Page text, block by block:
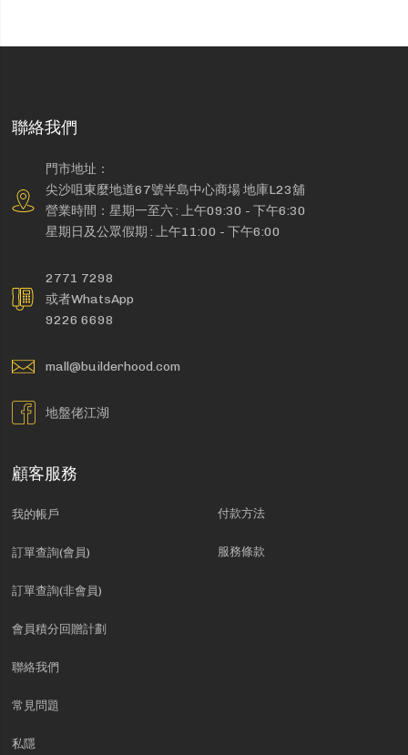
聯絡我們
門市地址：
尖沙咀東麼地道67號半島中心商場 地庫L23舖
營業時間：星期一至六 : 上午09:30 - 下午6:30
星期日及公眾假期 : 上午11:00 - 下午6:00
2771 7298
或者WhatsApp
9226 6698
mall@builderhood.com
地盤佬江湖
顧客服務
我的帳戶
訂單查詢(會員)
訂單查詢(非會員)
會員積分回贈計劃
聯絡我們
常見問題
私隱
付款方法
服務條款